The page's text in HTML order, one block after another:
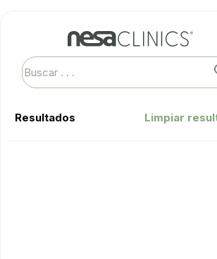
Resultados Limpiar